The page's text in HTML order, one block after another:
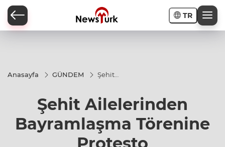
TR
Anasayfa GÜNDEM
Şehit
Törenine
Protesto
Şehit Ailelerinden
Bayramlaşma Törenine